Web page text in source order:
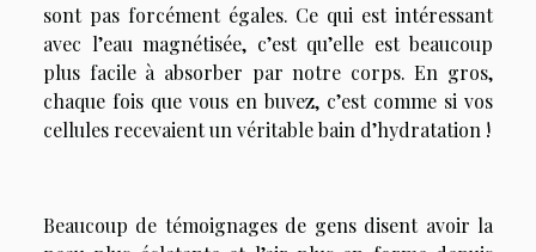
sont pas forcément égales. Ce qui est intéressant
avec l’eau magnétisée, c’est qu’elle est beaucoup
plus facile à absorber par notre corps. En gros,
chaque fois que vous en buvez, c’est comme si vos
cellules recevaient un véritable bain d’hydratation !
Beaucoup de témoignages de gens disent avoir la